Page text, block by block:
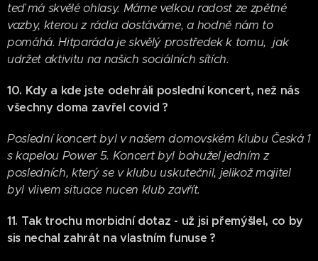
teď má skvělé ohlasy. Máme velkou radost ze zpětné
vazby, kterou z rádia dostáváme, a hodně nám to
pomáhá. Hitparáda je skvělý prostředek k tomu, jak
udržet aktivitu na našich sociálních sítích.
10. Kdy a kde jste odehráli poslední koncert, než nás
všechny doma zavřel covid ?
Poslední koncert byl v našem domovském klubu Česká 1
s kapelou Power 5. Koncert byl bohužel jedním z
posledních, který se v klubu uskutečnil, jelikož majitel
byl vlivem situace nucen klub zavřít.
11. Tak trochu morbidní dotaz - už jsi přemýšlel, co by
sis nechal zahrát na vlastním funuse ?